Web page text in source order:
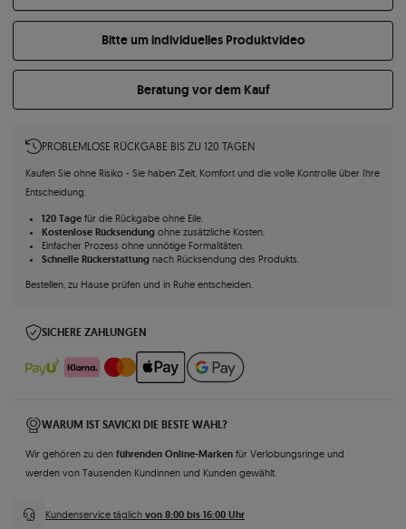
Bitte um individuelles Produktvideo
Beratung vor dem Kauf
PROBLEMLOSE RÜCKGABE BIS ZU 120 TAGEN
Kaufen Sie ohne Risiko - Sie haben Zeit, Komfort und die volle Kontrolle über Ihre
Entscheidung.
120 Tagefür die Rückgabe ohne Eile.
Kostenlose Rücksendungohne zusätzliche Kosten.
Einfacher Prozess ohne unnötige Formalitäten.
Schnelle Rückerstattungnach Rücksendung des Produkts.
Bestellen, zu Hause prüfen und in Ruhe entscheiden.
SICHERE ZAHLUNGEN
WARUM IST SAVICKI DIE BESTE WAHL?
Wir gehören zu den führenden Online-Marken für Verlobungsringe und
werden von Tausenden Kundinnen und Kunden gewählt.
Kundenservice täglich von 8:00 bis 16:00 Uhr